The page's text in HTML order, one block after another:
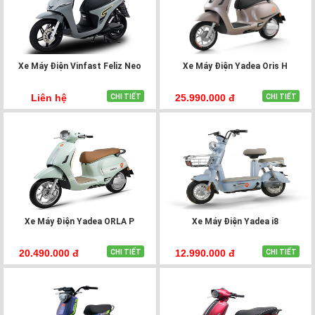
Xe Máy Điện Vinfast Feliz Neo
Liên hệ CHI TIẾT
Xe Máy Điện Yadea Oris H
25.990.000 đ CHI TIẾT
Xe Máy Điện Yadea ORLA P
20.490.000 đ CHI TIẾT
Xe Máy Điện Yadea i8
12.990.000 đ CHI TIẾT